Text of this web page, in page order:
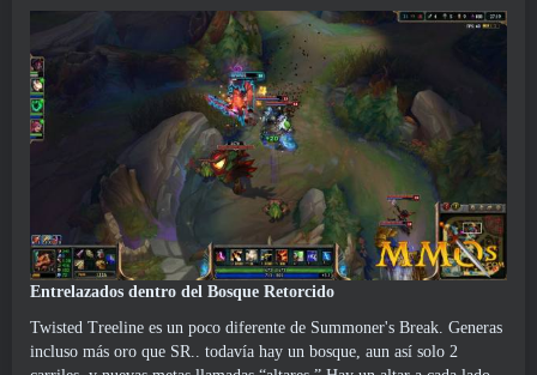
Entrelazados dentro del Bosque Retorcido
Twisted Treeline es un poco diferente de Summoner's Break. Generas
incluso más oro que SR.. todavía hay un bosque, aun así solo 2